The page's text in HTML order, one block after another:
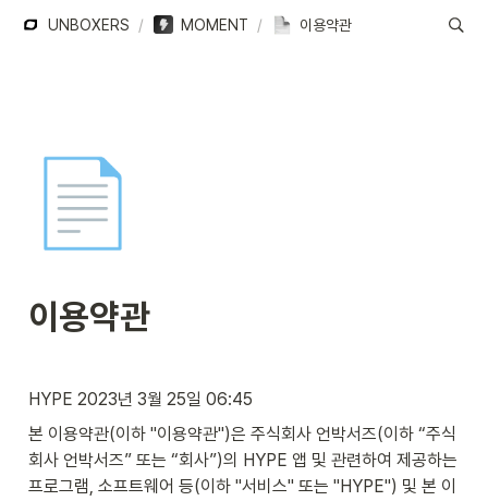
UNBOXERS / MOMENT / 이용약관
📄
이용약관
HYPE 2023년 3월 25일 06:45
본 이용약관(이하 "이용약관")은 주식회사 언박서즈(이하 “주식
회사 언박서즈” 또는 “회사”)의 HYPE 앱 및 관련하여 제공하는
프로그램, 소프트웨어 등(이하 "서비스" 또는 "HYPE") 및 본 이